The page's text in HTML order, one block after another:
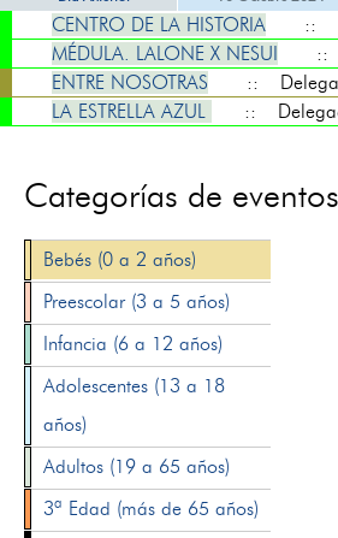
CENTRO DE LA HISTORIA
::
MÉDULA. LALONE X NESUI
::
ENTRE NOSOTRAS
::
LA ESTRELLA AZUL
::
Categorías de
Bebés (0 a 2 años)
Preescolar (3 a 5 años)
Infancia (6 a 12 años)
Adolescentes (13 a 18
años)
Adultos (19 a 65 años)
3ª Edad (más de 65 años)